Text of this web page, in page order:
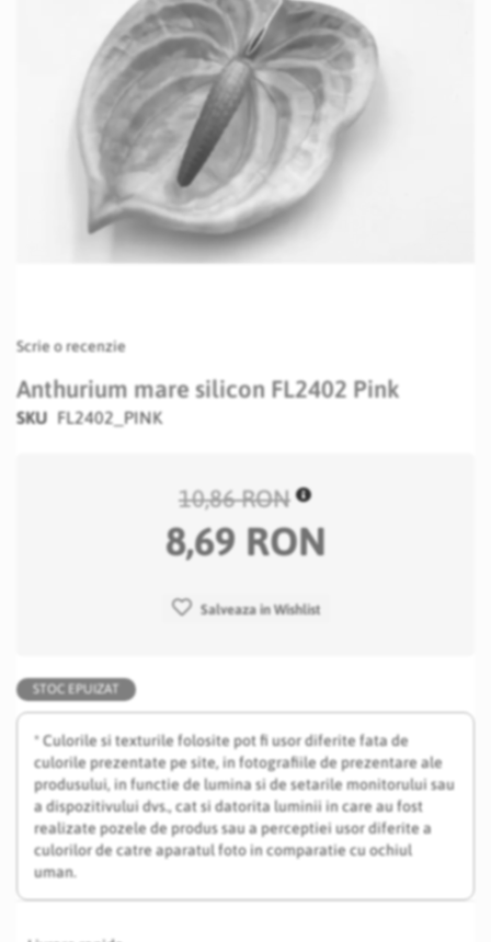
to
beginning
of
Scrie o recenzie
Anthurium mare silicon FL2402 Pink
SKU FL2402_PINK
STOC EPUIZAT
* Culorile si texturile folosite pot fi usor diferite fata de
culorile prezentate pe site, in fotografiile de prezentare ale
produsului, in functie de lumina si de setarile monitorului sau
a dispozitivului dvs., cat si datorita luminii in care au fost
realizate pozele de produs sau a perceptiei usor diferite a
culorilor de catre aparatul foto in comparatie cu ochiul
uman.
10,86 RON
8,69 RON
Salveaza in Wishlist